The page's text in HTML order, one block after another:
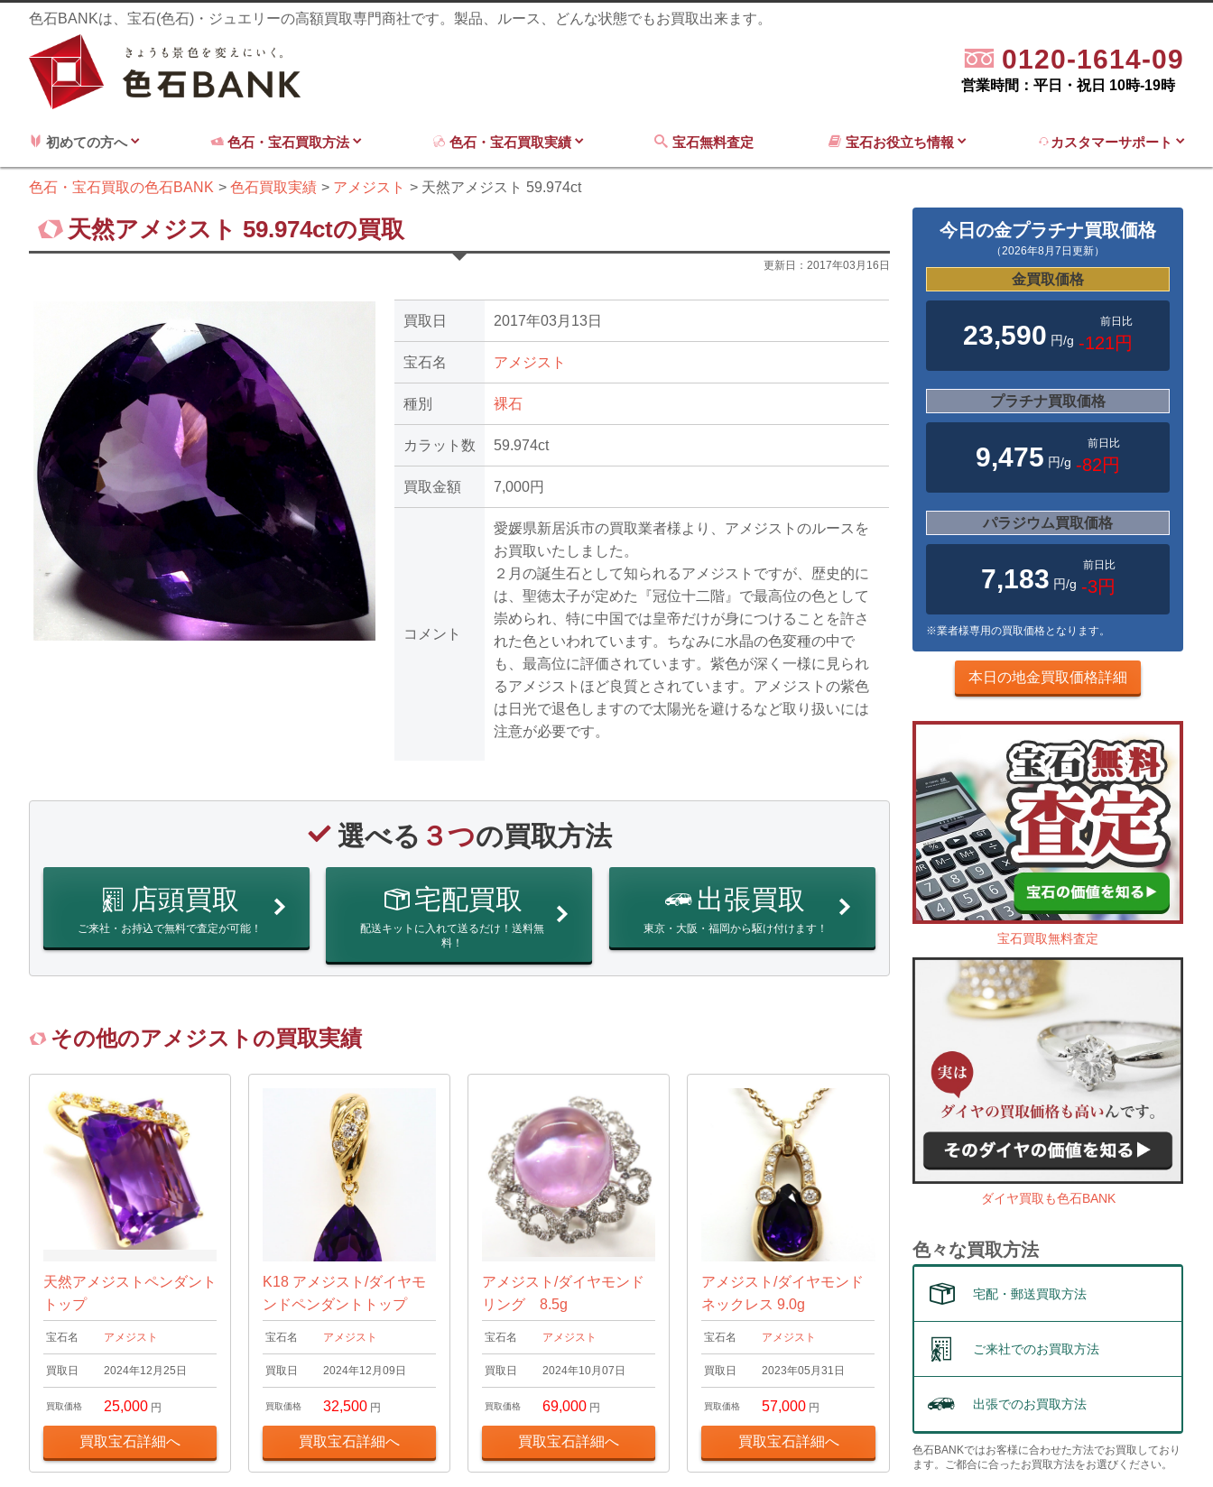
色石BANKは、宝石(色石)・ジュエリーの高額買取専門商社です。製品、ルース、どんな状態でもお買取出来ます。
0120-1614-09
営業時間：平日・祝日 10時-19時
初めての方へ 色石・宝石買取方法 色石・宝石買取実績 宝石無料査定 宝石お役立ち情報 カスタマーサポート
色石・宝石買取の色石BANK 色石買取実績 アメジスト 天然アメジスト 59.974ct
天然アメジスト 59.974ctの買取
更新日： 2017年03月16日
買取日 2017年03月13日
宝石名 アメジスト
種別 裸石
カラット数 59.974ct
買取金額 7,000円
コメント
愛媛県新居浜市の買取業者様より、アメジストのルースを
お買取いたしました。
２月の誕生石として知られるアメジストですが、歴史的に
は、聖徳太子が定めた『冠位十二階』で最高位の色として
崇められ、特に中国では皇帝だけが身につけることを許さ
れた色といわれています。ちなみに水晶の色変種の中で
も、最高位に評価されています。紫色が深く一様に見られ
るアメジストほど良質とされています。アメジストの紫色
は日光で退色しますので太陽光を避けるなど取り扱いには
注意が必要です。
選べる ３つの買取方法
店頭買取
ご来社・お持込で無料で査定が可能！
宅配買取
配送キットに入れて送るだけ！送料無
料！
出張買取
東京・大阪・福岡から駆け付けます！
その他のアメジストの買取実績
天然アメジストペンダント
トップ
宝石名 アメジスト
買取日 2024年12月25日
買取価格 25,000 円
買取宝石詳細へ
K18 アメジスト/ダイヤモ
ンドペンダントトップ
宝石名 アメジスト
買取日 2024年12月09日
買取価格 32,500 円
買取宝石詳細へ
アメジスト/ダイヤモンド
リング 8.5g
宝石名 アメジスト
買取日 2024年10月07日
買取価格 69,000 円
買取宝石詳細へ
アメジスト/ダイヤモンド
ネックレス 9.0g
宝石名 アメジスト
買取日 2023年05月31日
買取価格 57,000 円
買取宝石詳細へ
今日の金プラチナ買取価格
（2026年8月7日更新）
金買取価格
23,590 円/g
前日比
-121円
プラチナ買取価格
9,475 円/g
前日比
-82円
パラジウム買取価格
7,183 円/g
前日比
-3円
※業者様専用の買取価格となります。
本日の地金買取価格詳細
宝石買取無料査定
ダイヤ買取も色石BANK
色々な買取方法
宅配・郵送買取方法
ご来社でのお買取方法
出張でのお買取方法
色石BANKではお客様に合わせた方法でお買取しており
ます。ご都合に合ったお買取方法をお選びください。